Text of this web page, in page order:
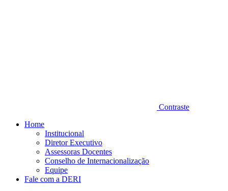
Contraste
Home
Institucional
Diretor Executivo
Assessoras Docentes
Conselho de Internacionalização
Equipe
Fale com a DERI